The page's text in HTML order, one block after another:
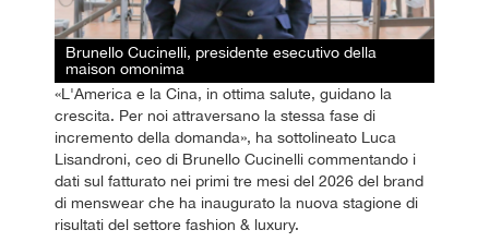
Brunello Cucinelli, presidente esecutivo della
maison omonima
«L'America e la Cina, in ottima salute, guidano la
crescita. Per noi attraversano la stessa fase di
incremento della domanda», ha sottolineato Luca
Lisandroni, ceo di Brunello Cucinelli commentando i
dati sul fatturato nei primi tre mesi del 2026 del brand
di menswear che ha inaugurato la nuova stagione di
risultati del settore fashion & luxury.